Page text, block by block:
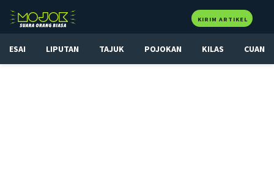
KIRIM ARTIKEL
ESAI LIPUTAN TAJUK POJOKAN KILAS CUAN